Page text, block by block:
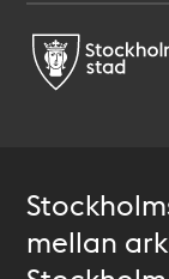
mellan